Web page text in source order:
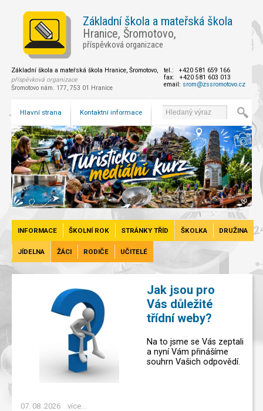
Základní škola a mateřská škola
Hranice, Šromotovo,
příspěvková organizace
Základní škola a mateřská škola Hranice, Šromotovo,
příspěvková organizace
Šromotovo nám. 177, 753 01 Hranice
tel.: +420 581 659 166
fax: +420 581 603 013
email: srom@zssromotovo.cz
Hlavní strana Kontaktní informace
INFORMACE ŠKOLNÍ ROK STRÁNKY TŘÍD ŠKOLKA DRUŽINA
JÍDELNA ŽÁCI RODIČE UČITELÉ
Jak jsou pro
Vás důležité
třídní weby?
Na to jsme se Vás zeptali
a nyní Vám přinášíme
souhrn Vašich odpovědí.
07. 08. 2026 více...